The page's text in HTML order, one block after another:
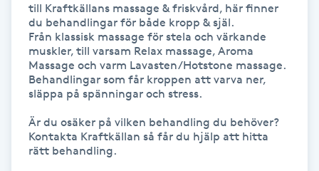
Gravidmassage
Gravidyoga
Gruppträning
Gua Sha-massage
till Kraftkällans massage & friskvård, här finner
du behandlingar för både kropp & själ.
Från klassisk massage för stela och värkande
muskler, till varsam Relax massage, Aroma
Massage och varm Lavasten/Hotstone massage.
Behandlingar som får kroppen att varva ner,
släppa på spänningar och stress.
Är du osäker på vilken behandling du behöver?
Kontakta Kraftkällan så får du hjälp att hitta
rätt behandling.